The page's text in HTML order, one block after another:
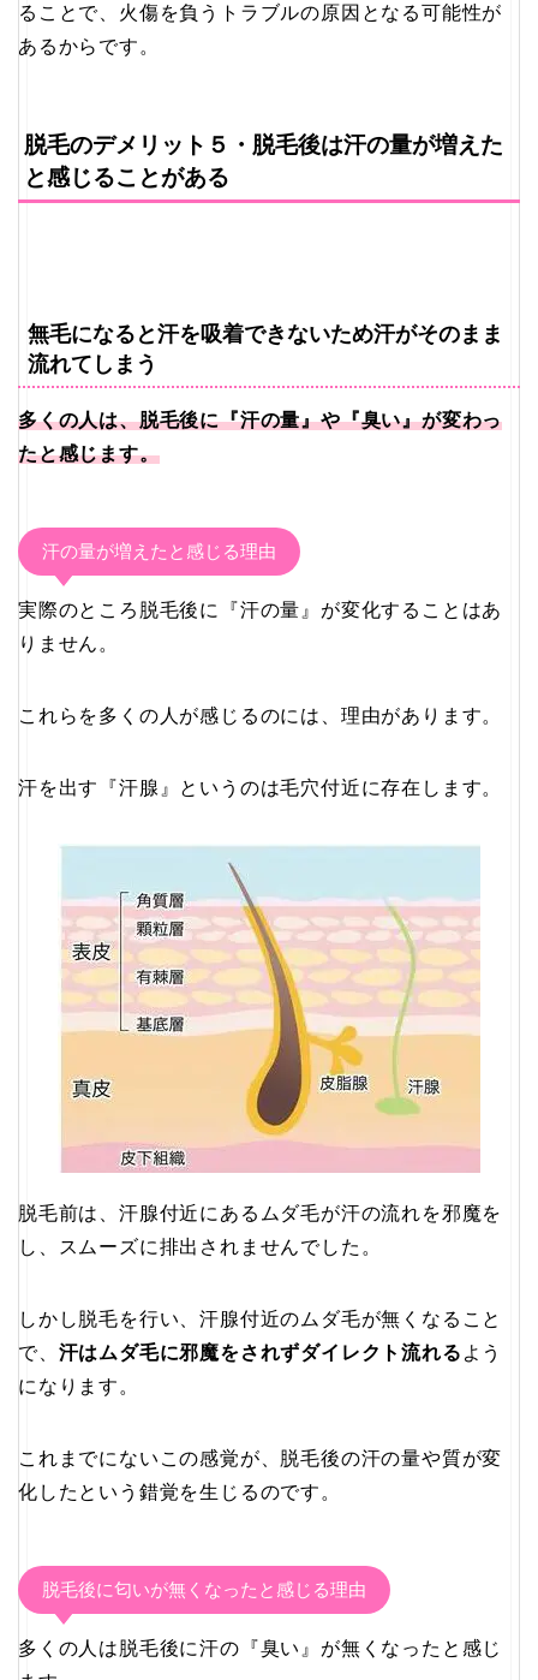
ることで、火傷を負うトラブルの原因となる可能性が
あるからです。
脱毛のデメリット５・脱毛後は汗の量が増えた
と感じることがある
無毛になると汗を吸着できないため汗がそのまま
流れてしまう
多くの人は、脱毛後に『汗の量』や『臭い』が変わっ
たと感じます。
汗の量が増えたと感じる理由
実際のところ脱毛後に『汗の量』が変化することはあ
りません。
これらを多くの人が感じるのには、理由があります。
汗を出す『汗腺』というのは毛穴付近に存在します。
脱毛前は、汗腺付近にあるムダ毛が汗の流れを邪魔を
し、スムーズに排出されませんでした。
しかし脱毛を行い、汗腺付近のムダ毛が無くなること
で、 汗はムダ毛に邪魔をされずダイレクト流れる よう
になります。
これまでにないこの感覚が、脱毛後の汗の量や質が変
化したという錯覚を生じるのです。
脱毛後に匂いが無くなったと感じる理由
多くの人は脱毛後に汗の『臭い』が無くなったと感じ